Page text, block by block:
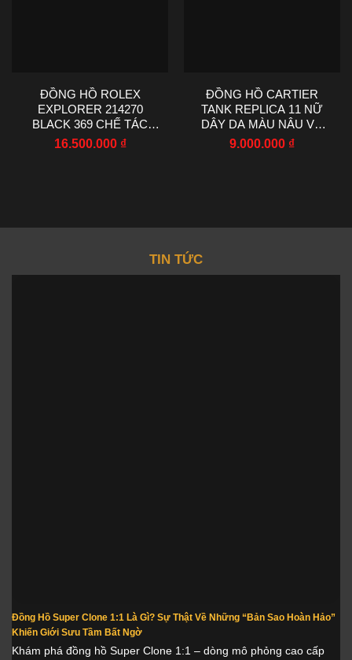
ĐỒNG HỒ ROLEX
EXPLORER 214270
BLACK 369 CHẾ TÁC
NHÀ MÁY VS 36MM
16.500.000 ₫
ĐỒNG HỒ CARTIER
TANK REPLICA 11 NỮ
DÂY DA MÀU NÂU VỎ
VÀNG HỒNG 22X29MM
9.000.000 ₫
TIN TỨC
Đồng Hồ Super Clone 1:1 Là Gì? Sự Thật Về Những “Bản Sao Hoàn Hảo”
Khiến Giới Sưu Tầm Bất Ngờ
Khám phá đồng hồ Super Clone 1:1 – dòng mô phỏng cao cấp